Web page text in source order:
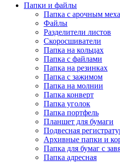
Папки и файлы
Папка с арочным
Файлы
Разделители листов
Скоросшиватели
Папка на кольцах
Папка с файлами
Папка на резинках
Папка с зажимом
Папка на молнии
Папка конверт
Папка уголок
Папка портфель
Планшет для бумаги
Подвесная
Архивные папки и
Папка для бумаг с
Папка адресная